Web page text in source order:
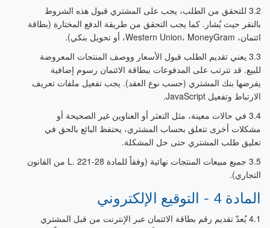
3.2 للتحقق من الطلب، يجب على المشتري قبول هذه الشروط
بالنقر حيث يُشار. كما يجب التحقق من طريقة الدفع المختارة (بطاقة
ائتمان، Western Union، MoneyGram، أو تحويل بنكي).
3.3 يعني تقديم الطلب قبول الأسعار ووصف المنتجات المعروضة
للبيع. قد تترتب على المدفوعات ببطاقة الائتمان رسوم إضافية
يفرضها بنك المشتري (حسب نوع العقد). يجب تفعيل ملفات تعريف
الارتباط وتفعيل JavaScript.
3.4 في حالات معينة، مثل التعثر أو العناوين غير الصحيحة أو
مشكلات أخرى تتعلق بحساب المشتري، يحتفظ البائع بالحق في
تعليق طلب المشتري حتى حل المشكلة.
3.5 جميع مبيعات المنتجات نهائية (وفقاً للمادة L. 221-28 من القانون
التجاري).
المادة 4 - التوقيع الإلكتروني
4.1 يُعدّ تقديم رقم بطاقة الائتمان عبر الإنترنت من قبل المشتري